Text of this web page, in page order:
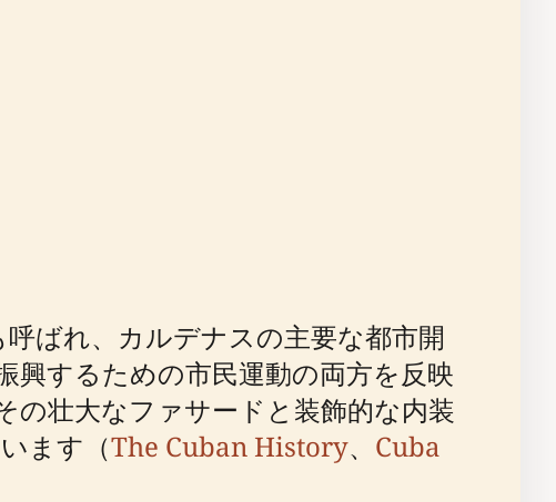
ばれ、カルデナスの主要な都市開
興するための市民運動の両方を反映
の壮大なファサードと装飾的な内装
ます（The Cuban History、 Cuba